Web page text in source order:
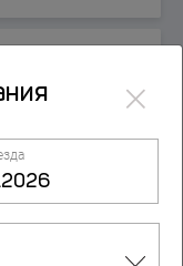
×